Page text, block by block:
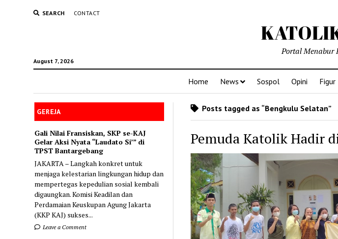
SEARCH CONTACT
August 7, 2026
Portal Menabur
Home News Sospol Opini Figur
GEREJA
Gali Nilai Fransiskan, SKP se-KAJ
Gelar Aksi Nyata “Laudato Si’” di
TPST Bantargebang
JAKARTA – Langkah konkret untuk
menjaga kelestarian lingkungan hidup dan
mempertegas kepedulian sosial kembali
digaungkan. Komisi Keadilan dan
Perdamaian Keuskupan Agung Jakarta
(KKP KAJ) sukses...
Leave a Comment
Posts tagged as “Bengkulu Selatan”
Pemuda Katolik Hadir